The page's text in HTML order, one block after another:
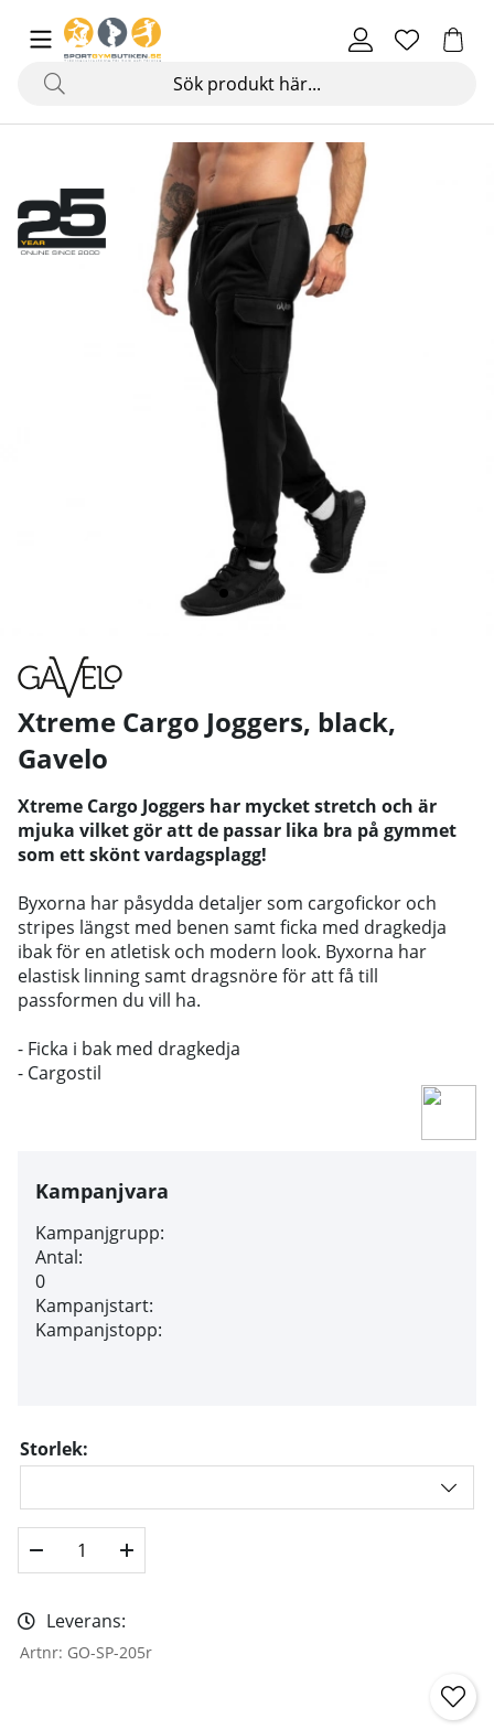
Produktbilder Xtreme Cargo Joggers, black
Xtreme Cargo Joggers, black,
Gavelo
Xtreme Cargo Joggers har mycket stretch och är
mjuka vilket gör att de passar lika bra på gymmet
som ett skönt vardagsplagg!
Byxorna har påsydda detaljer som cargofickor och
stripes längst med benen samt ficka med dragkedja
ibak för en atletisk och modern look. Byxorna har
elastisk linning samt dragsnöre för att få till
passformen du vill ha.
- Ficka i bak med dragkedja
- Cargostil
Kampanjvara
Kampanjgrupp:
Antal:
0
Kampanjstart:
Kampanjstopp:
Storlek:
Leverans:
Artnr: GO-SP-205r